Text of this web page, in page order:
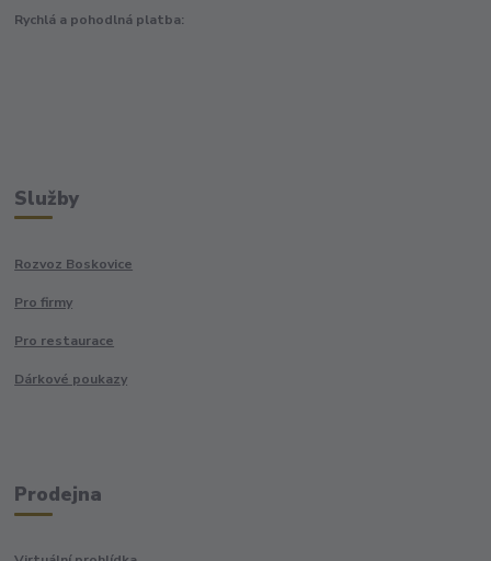
Rychlá a pohodlná platba:
Služby
Rozvoz Boskovice
Pro firmy
Pro restaurace
Dárkové poukazy
Prodejna